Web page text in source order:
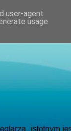
user-agent
usage